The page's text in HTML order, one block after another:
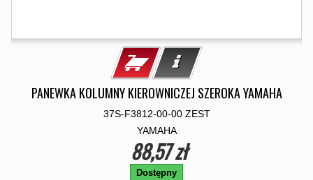
PANEWKA KOLUMNY KIEROWNICZEJ SZEROKA YAMAHA
37S-F3812-00-00 ZEST
YAMAHA
88,57 zł
Dostępny